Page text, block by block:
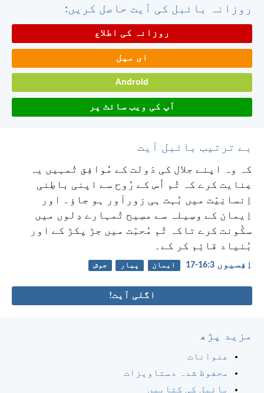
روزانہ بائبل کی آیت حاصل کریں:
روزانہ کی اطلاع
ای میل
Android
آپ کی ویب سائٹ پر
بے ترتیب بائبل آیت
کہ وہ اپنے جلال کی دَولت کے مُوافِق تُمہیں یہ
عِنایت کرے کہ تُم اُس کے رُوح سے اپنی باطِنی
اِنسانِیّت میں بُہت ہی زورآور ہو جاؤ۔ اور
اِیمان کے وسِیلہ سے مسِیح تُمہارے دِلوں میں
سکُونت کرے تاکہ تُم مُحبّت میں جڑ پکڑ کے اور
بُنیاد قائِم کر کے۔
اِفِسیوں 3:‏16-‏17 ایمان پیار جوش
اگلی آیت!
مزید پڑھ
عنوانات
محفوظ شدہ دستاویزات
بائبل کی کتابیں